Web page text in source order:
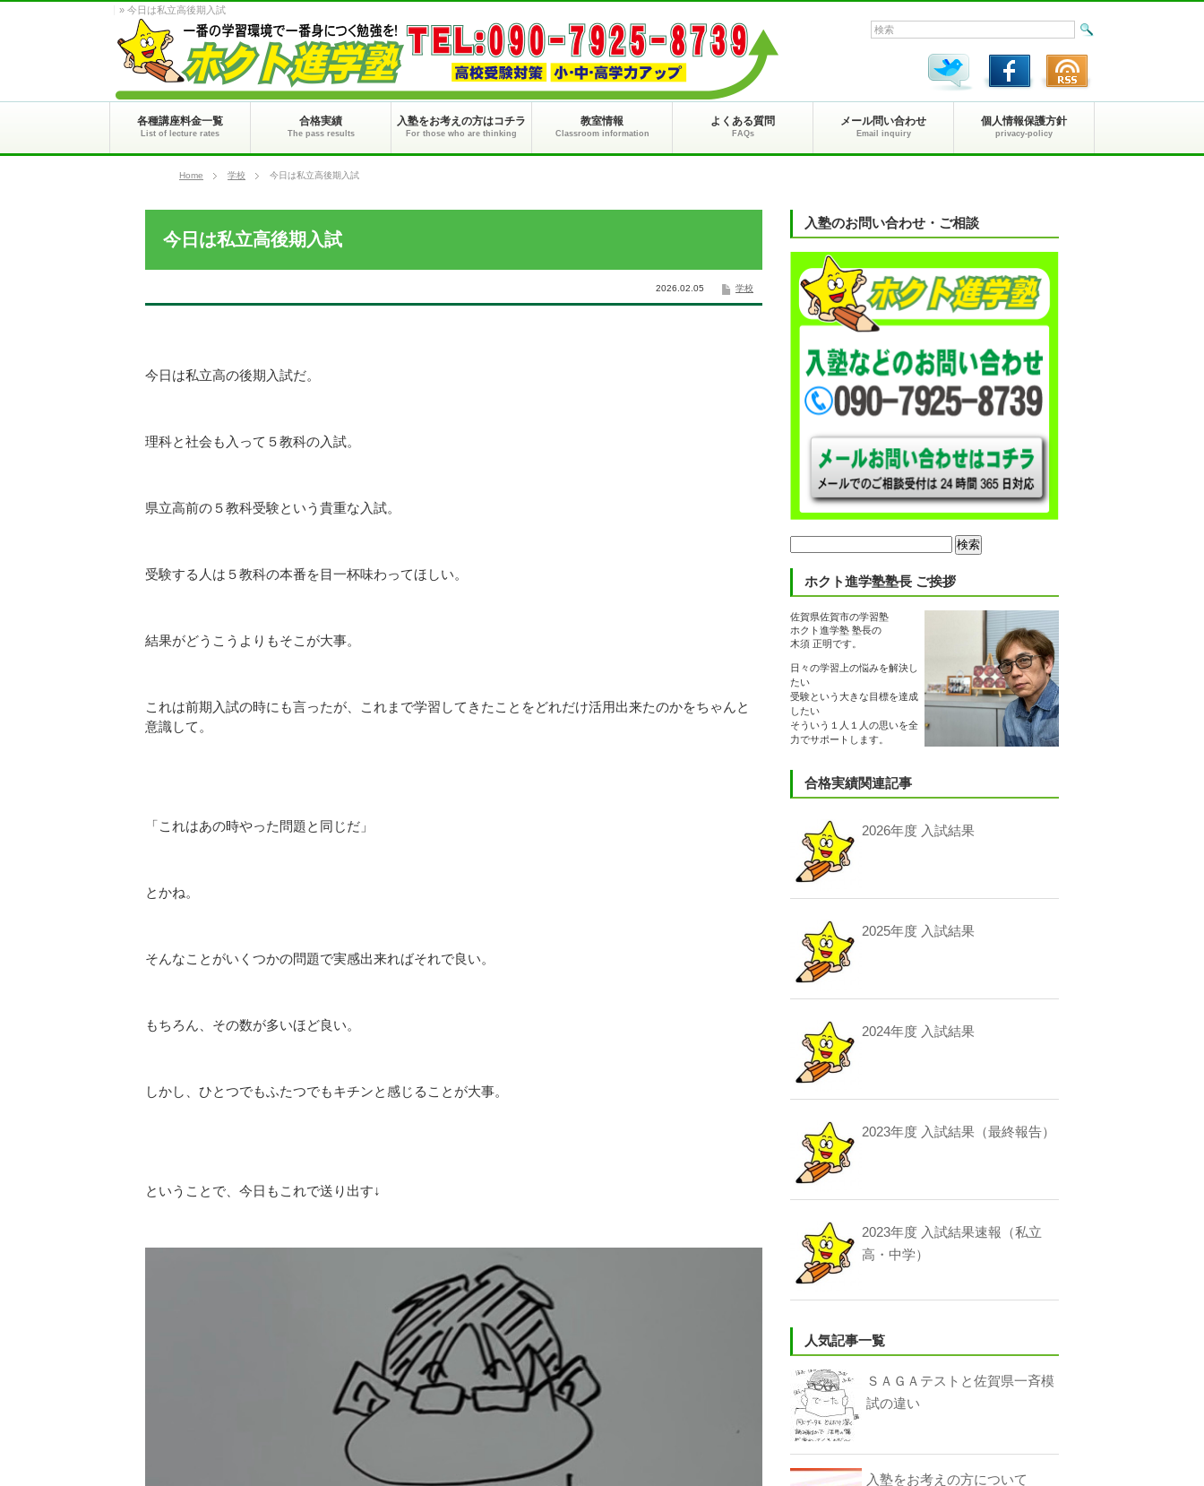
» 今日は私立高後期入試
各種講座料金一覧
List of lecture rates
合格実績
The pass results
入塾をお考えの方はコチラ
For those who are thinking
教室情報
Classroom information
よくある質問
FAQs
メール問い合わせ
Email inquiry
個人情報保護方針
privacy-policy
Home 学校 今日は私立高後期入試
今日は私立高後期入試
学校
2026.02.05
今日は私立高の後期入試だ。
理科と社会も入って５教科の入試。
県立高前の５教科受験という貴重な入試。
受験する人は５教科の本番を目一杯味わってほしい。
結果がどうこうよりもそこが大事。
これは前期入試の時にも言ったが、これまで学習してきたことをどれだけ活用出来たのかをちゃんと
意識して。
「これはあの時やった問題と同じだ」
とかね。
そんなことがいくつかの問題で実感出来ればそれで良い。
もちろん、その数が多いほど良い。
しかし、ひとつでもふたつでもキチンと感じることが大事。
ということで、今日もこれで送り出す↓
入塾のお問い合わせ・ご相談
検
索:
ホクト進学塾塾長 ご挨拶
佐賀県佐賀市の学習塾
ホクト進学塾 塾長の
木須 正明です。
日々の学習上の悩みを解決し
たい
受験という大きな目標を達成
したい
そういう１人１人の思いを全
力でサポートします。
合格実績関連記事
2026年度 入試結果
2025年度 入試結果
2024年度 入試結果
2023年度 入試結果（最終報告）
2023年度 入試結果速報（私立
高・中学）
人気記事一覧
ＳＡＧＡテストと佐賀県一斉模
試の違い
入塾をお考えの方について